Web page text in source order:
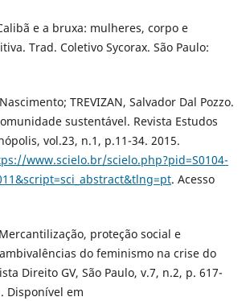
e a bruxa: mulheres, corpo e
Trad. Coletivo Sycorax. São Paulo:
TREVIZAN, Salvador Dal Pozzo.
sustentável. Revista Estudos
vol.23, n.1, p.11-34. 2015.
www.scielo.br/scielo.php?pid=S0104-
. Acesso
proteção social e
do feminismo na crise do
Direito GV, São Paulo, v.7, n.2, p. 617-
Disponível em